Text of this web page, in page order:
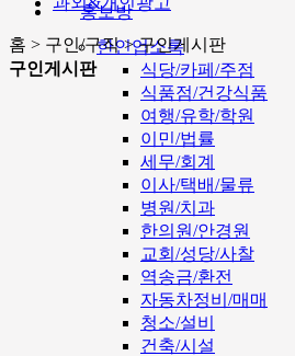
홍보방
한인업소록
식당/카페/주점
식품점/건강식품
여행/유학/학원
이민/법률
세무/회계
이사/택배/물류
병원/치과
한의원/안경원
교회/성당/사찰
역송금/환전
자동차정비/매매
청소/설비
건축/시설
홈 > 구인/구직 > 구인게시판
구인게시판